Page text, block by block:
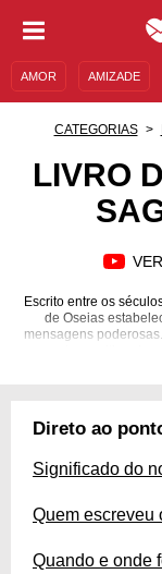
AMOR AMIZADE
MENSAGENS E FRASES
CATEGORIAS
LIVRO
Escrito entre os
de Oseias
mensagens
para transmitir
como
Direto ao
Significado do
Quem escreveu
Quando e onde